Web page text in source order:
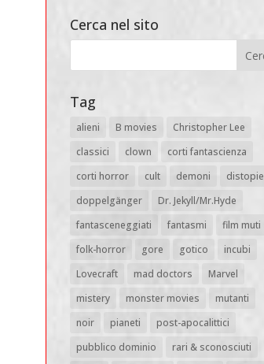
Cerca nel sito
Tag
alieni B movies
Christopher Lee
classici
clown
corti fantascienza
corti horror
cult demoni
distopie
doppelgänger
Dr. Jekyll/Mr.Hyde
fantasceneggiati
fantasmi
film muti
folk-horror
gore gotico
incubi
Lovecraft
mad doctors
Marvel
mistery
monster movies
mutanti
noir
pianeti
post-apocalittici
pubblico dominio
rari & sconosciuti